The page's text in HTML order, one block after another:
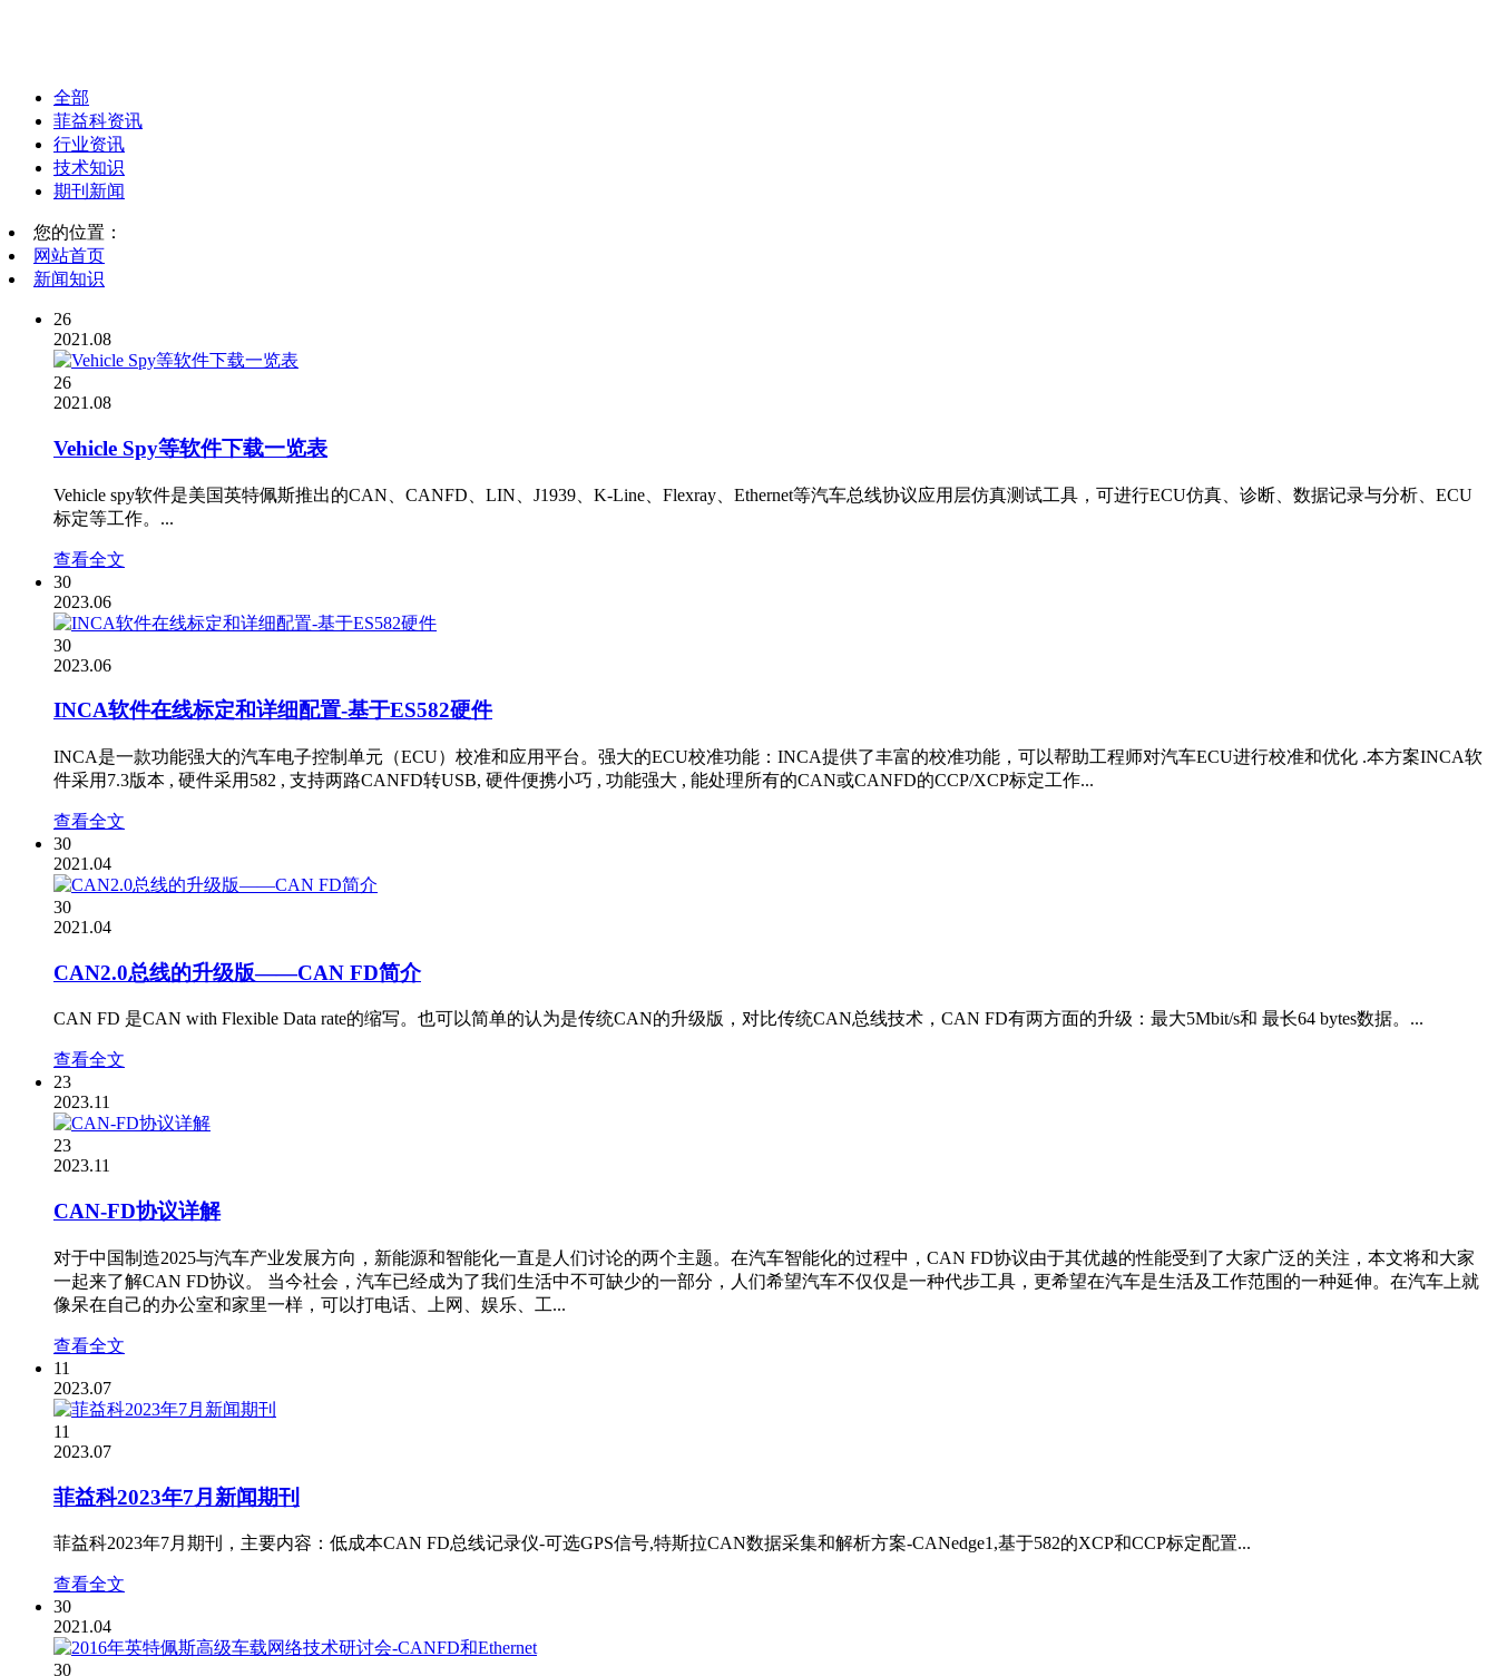
全部
菲益科资讯
行业资讯
技术知识
期刊新闻
您的位置：
网站首页
新闻知识
26
2021.08
26
2021.08
Vehicle Spy等软件下载一览表
Vehicle spy软件是美国英特佩斯推出的CAN、CANFD、LIN、J1939、K-Line、Flexray、Ethernet等汽车总线协议应用层仿真测试工具，可进行ECU仿真、诊断、数据记录与分析、ECU
标定等工作。...
查看全文
30
2023.06
30
2023.06
INCA软件在线标定和详细配置-基于ES582硬件
INCA是一款功能强大的汽车电子控制单元（ECU）校准和应用平台。强大的ECU校准功能：INCA提供了丰富的校准功能，可以帮助工程师对汽车ECU进行校准和优化 .本方案INCA软
件采用7.3版本 , 硬件采用582 , 支持两路CANFD转USB, 硬件便携小巧 , 功能强大 , 能处理所有的CAN或CANFD的CCP/XCP标定工作...
查看全文
30
2021.04
30
2021.04
CAN2.0总线的升级版——CAN FD简介
CAN FD 是CAN with Flexible Data rate的缩写。也可以简单的认为是传统CAN的升级版，对比传统CAN总线技术，CAN FD有两方面的升级：最大5Mbit/s和 最长64 bytes数据。...
查看全文
23
2023.11
23
2023.11
CAN-FD协议详解
对于中国制造2025与汽车产业发展方向，新能源和智能化一直是人们讨论的两个主题。在汽车智能化的过程中，CAN FD协议由于其优越的性能受到了大家广泛的关注，本文将和大家
一起来了解CAN FD协议。 当今社会，汽车已经成为了我们生活中不可缺少的一部分，人们希望汽车不仅仅是一种代步工具，更希望在汽车是生活及工作范围的一种延伸。在汽车上就
像呆在自己的办公室和家里一样，可以打电话、上网、娱乐、工...
查看全文
11
2023.07
11
2023.07
菲益科2023年7月新闻期刊
菲益科2023年7月期刊，主要内容：低成本CAN FD总线记录仪-可选GPS信号,特斯拉CAN数据采集和解析方案-CANedge1,基于582的XCP和CCP标定配置...
查看全文
30
2021.04
30